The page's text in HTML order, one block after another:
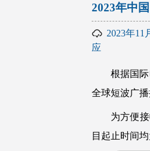
2023年中
2023年11
应
根据国
全球短波广播
为方便
目起止时间均